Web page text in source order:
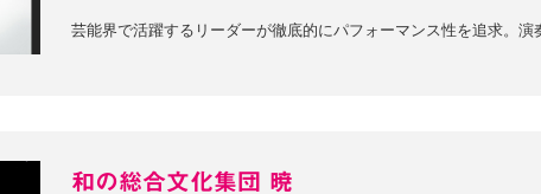
芸能界で活躍するリーダーが徹底的にパフォーマンス性を追求。
和の総合文化集団 暁